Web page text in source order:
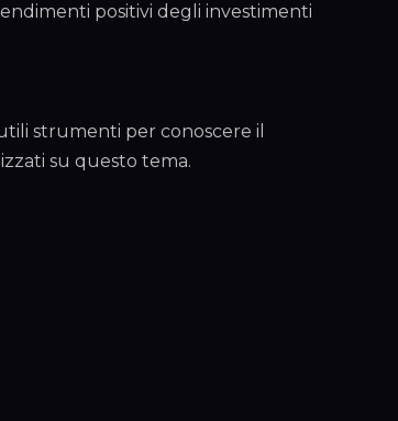
positivi degli investimenti
strumenti per conoscere il
su questo tema.